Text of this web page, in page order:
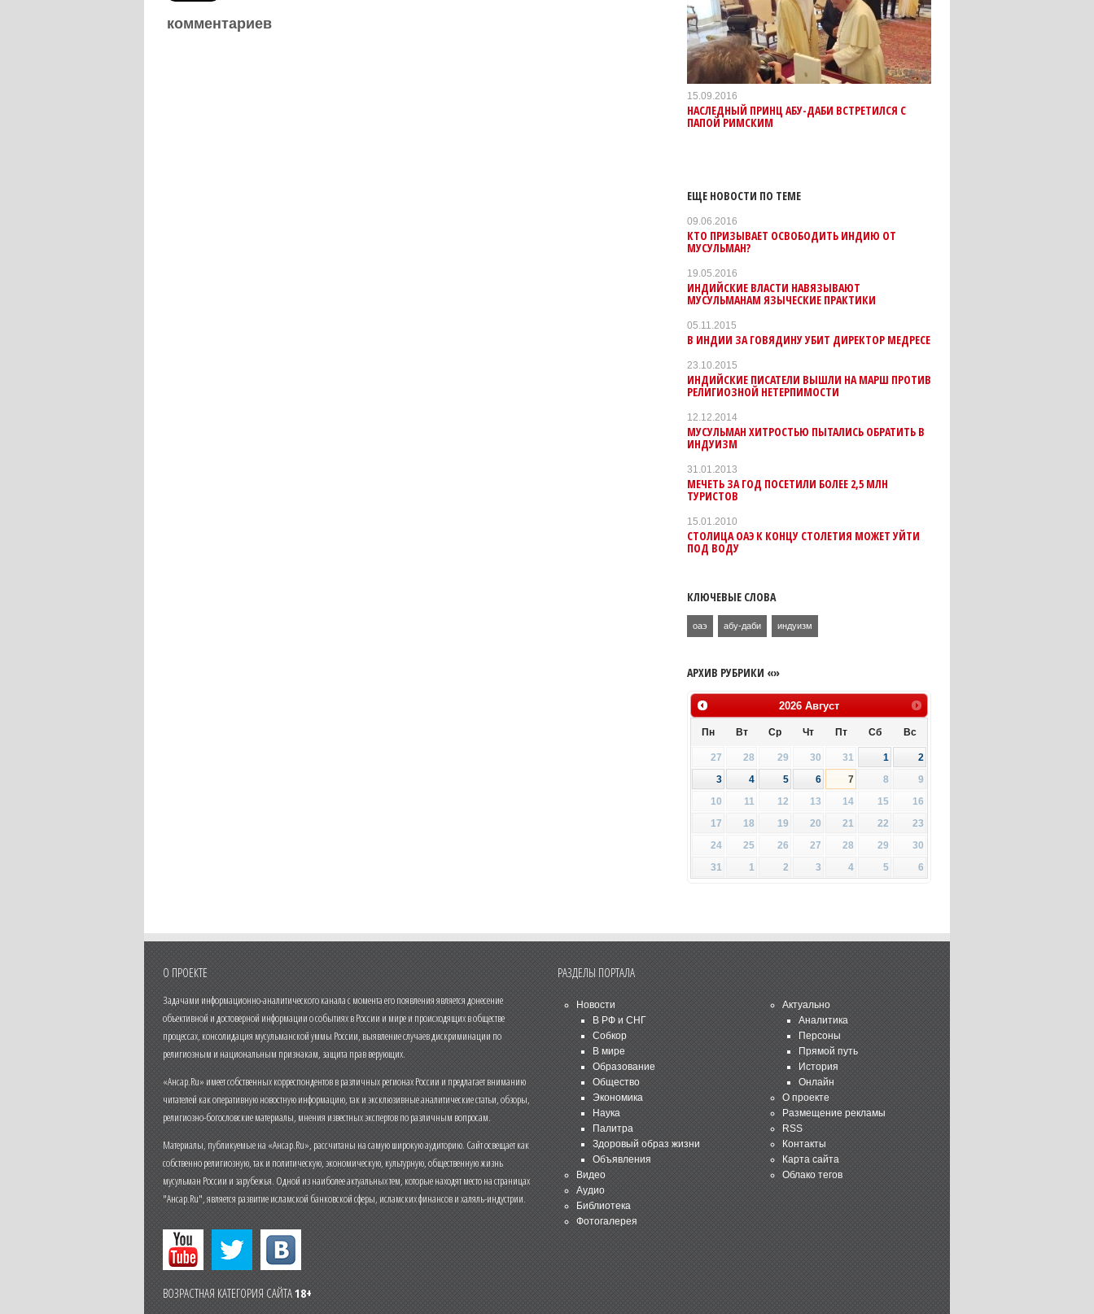
комментариев
15.09.2016
НАСЛЕДНЫЙ ПРИНЦ АБУ-ДАБИ ВСТРЕТИЛСЯ С
ПАПОЙ РИМСКИМ
ЕЩЕ НОВОСТИ ПО ТЕМЕ
09.06.2016
КТО ПРИЗЫВАЕТ ОСВОБОДИТЬ ИНДИЮ ОТ
МУСУЛЬМАН?
19.05.2016
ИНДИЙСКИЕ ВЛАСТИ НАВЯЗЫВАЮТ
МУСУЛЬМАНАМ ЯЗЫЧЕСКИЕ ПРАКТИКИ
05.11.2015
В ИНДИИ ЗА ГОВЯДИНУ УБИТ ДИРЕКТОР МЕДРЕСЕ
23.10.2015
ИНДИЙСКИЕ ПИСАТЕЛИ ВЫШЛИ НА МАРШ ПРОТИВ
РЕЛИГИОЗНОЙ НЕТЕРПИМОСТИ
12.12.2014
МУСУЛЬМАН ХИТРОСТЬЮ ПЫТАЛИСЬ ОБРАТИТЬ В
ИНДУИЗМ
31.01.2013
МЕЧЕТЬ ЗА ГОД ПОСЕТИЛИ БОЛЕЕ 2,5 МЛН
ТУРИСТОВ
15.01.2010
СТОЛИЦА ОАЭ К КОНЦУ СТОЛЕТИЯ МОЖЕТ УЙТИ
ПОД ВОДУ
КЛЮЧЕВЫЕ СЛОВА
оаэ абу-даби индуизм
АРХИВ РУБРИКИ «»
2026 Август
Пн Вт Ср Чт Пт Сб Вс
27 28 29 30 31 1
2
3
4 5 6 7 8
9
10
11 12 13 14 15
16
17
18 19 20 21 22
23
24
25 26 27 28 29
30
31
1 2 3 4 5 6
О ПРОЕКТЕ
Задачами информационно-аналитического канала с момента его появления является донесение
объективной и достоверной информации о событиях в России и мире и происходящих в обществе
процессах, консолидация мусульманской уммы России, выявление случаев дискриминации по
религиозным и национальным признакам, защита прав верующих.
«Ансар.Ru» имеет собственных корреспондентов в различных регионах России и предлагает вниманию
читателей как оперативную новостную информацию, так и эксклюзивные аналитические статьи, обзоры,
религиозно-богословские материалы, мнения известных экспертов по различным вопросам.
Материалы, публикуемые на «Ансар.Ru», рассчитаны на самую широкую аудиторию. Сайт освещает как
собственно религиозную, так и политическую, экономическую, культурную, общественную жизнь
мусульман России и зарубежья. Одной из наиболее актуальных тем, которые находят место на страницах
"Ансар.Ru", является развитие исламской банковской сферы, исламских финансов и халяль-индустрии.
ВОЗРАСТНАЯ КАТЕГОРИЯ САЙТА18+
РАЗДЕЛЫ ПОРТАЛА
Новости
В РФ и СНГ
Собкор
В мире
Образование
Общество
Экономика
Наука
Палитра
Здоровый образ жизни
Объявления
Видео
Аудио
Библиотека
Фотогалерея
Актуально
Аналитика
Персоны
Прямой путь
История
Онлайн
О проекте
Размещение рекламы
RSS
Контакты
Карта сайта
Облако тегов